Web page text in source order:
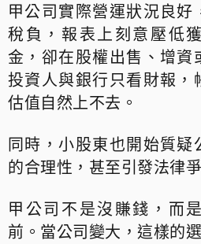
甲公司實際營運狀況良好
稅負，報表上刻意壓低
金，卻在股權出售、增資
投資人與銀行只看財報，
估值自然上不去。
同時，小股東也開始質疑
的合理性，甚至引發法律
甲公司不是沒賺錢，而
前。當公司變大，這樣的